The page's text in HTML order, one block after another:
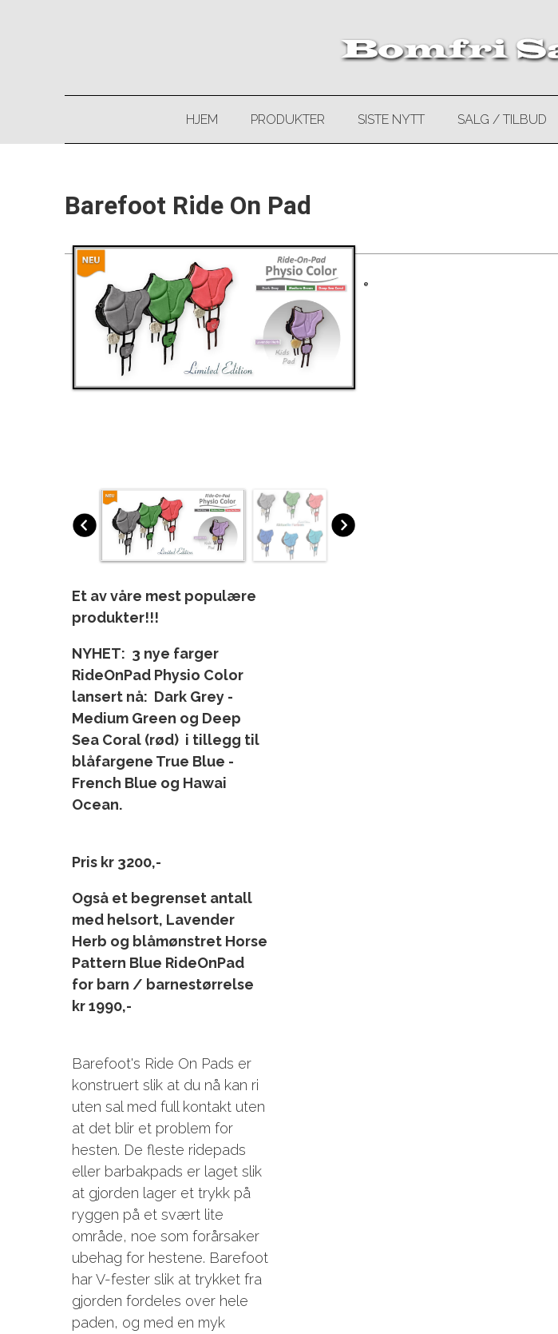
HJEM PRODUKTER SISTE NYTT SALG / TILBUD
Barefoot Ride On Pad
Et av våre mest populære
produkter!!!
NYHET: 3 nye farger
RideOnPad Physio Color
lansert nå: Dark Grey -
Medium Green og Deep
Sea Coral (rød) i tillegg til
blåfargene True Blue -
French Blue og Hawai
Ocean.
Pris kr 3200,-
Også et begrenset antall
med helsort, Lavender
Herb og blåmønstret Horse
Pattern Blue RideOnPad
for barn / barnestørrelse
kr 1990,-
Barefoot's Ride On Pads er
konstruert slik at du nå kan ri
uten sal med full kontakt uten
at det blir et problem for
hesten. De fleste ridepads
eller barbakpads er laget slik
at gjorden lager et trykk på
ryggen på et svært lite
område, noe som forårsaker
ubehag for hestene. Barefoot
har V-fester slik at trykket fra
gjorden fordeles over hele
paden, og med en myk
e